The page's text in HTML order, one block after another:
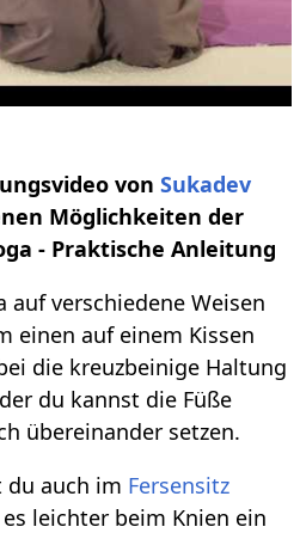
vonSukadev
Möglichkeiten der
- Praktische Anleitung
auf verschiedene Weisen
einen auf einem Kissen
die kreuzbeinige Haltung
du kannst die Füße
übereinander setzen.
du auch im Fersensitz
leichter beim Knien ein